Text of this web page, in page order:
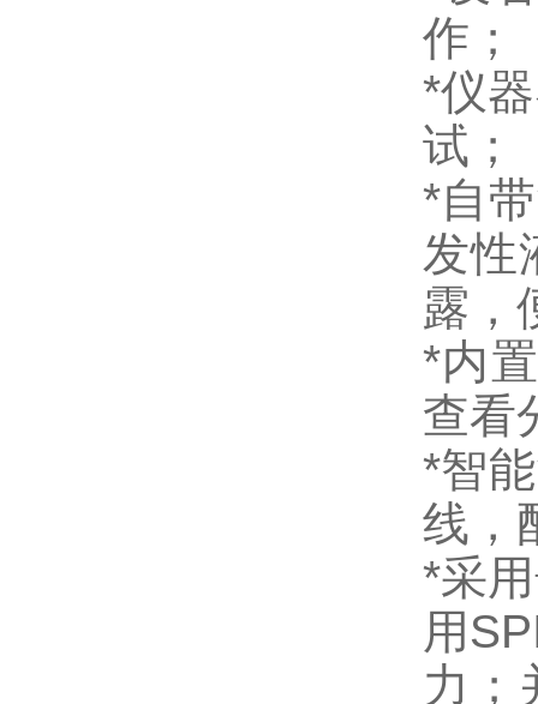
作；
*仪
试；
*自
发性
露，
*内
查看
*智
线，
*采
用
力；